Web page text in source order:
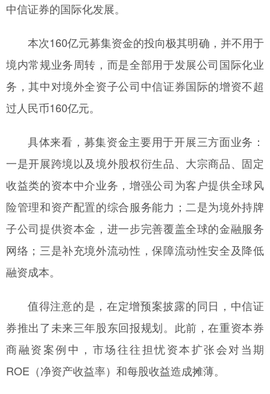
中信证券的国际化发展。
本次160亿元募集资金的投向极其明确，并不用于
境内常规业务周转，而是全部用于发展公司国际化业
务，其中对境外全资子公司中信证券国际的增资不超
过人民币160亿元。
具体来看，募集资金主要用于开展三方面业务：
一是开展跨境以及境外股权衍生品、大宗商品、固定
收益类的资本中介业务，增强公司为客户提供全球风
险管理和资产配置的综合服务能力；二是为境外持牌
子公司提供资本金，进一步完善覆盖全球的金融服务
网络；三是补充境外流动性，保障流动性安全及降低
融资成本。
值得注意的是，在定增预案披露的同日，中信证
券推出了未来三年股东回报规划。此前，在重资本券
商融资案例中，市场往往担忧资本扩张会对当期
ROE（净资产收益率）和每股收益造成摊薄。